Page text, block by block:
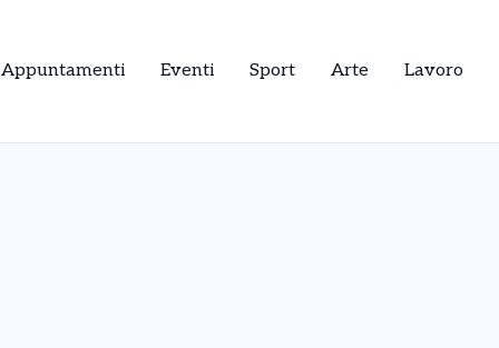
Appuntamenti Eventi Sport Arte Lavoro